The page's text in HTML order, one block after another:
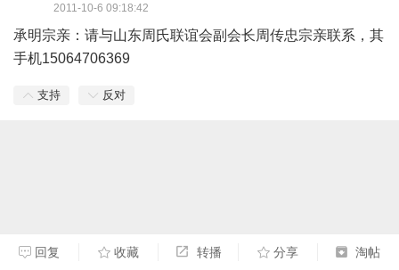
2011-10-6 09:18:42
承明宗亲：请与山东周氏联谊会副会长周传忠宗亲联系，其
手机15064706369
支持 反对
回复 收藏 转播 分享 淘帖